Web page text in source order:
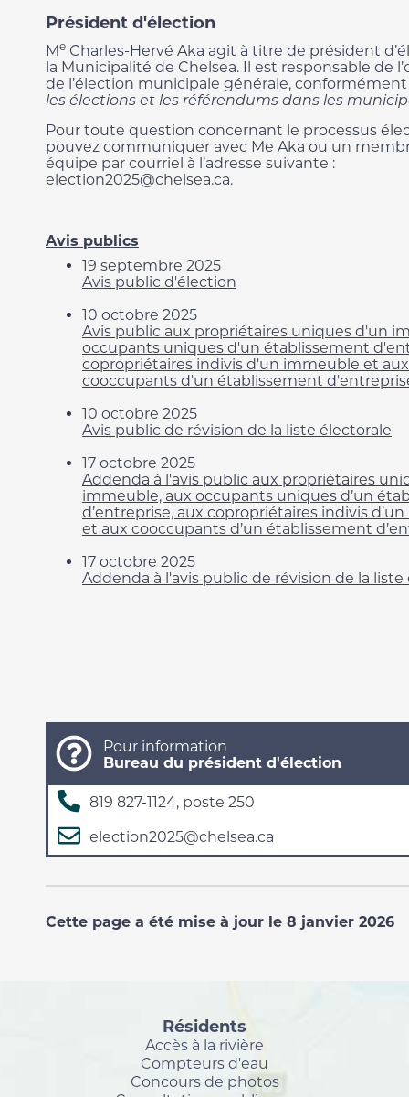
Président d'élection
Me Charles-Hervé Aka agit à titre de président
la Municipalité de Chelsea. Il est responsable de
de l’élection municipale générale,
les élections et les référendums dans les
Pour toute question concernant le processus
pouvez communiquer avec Me Aka ou un
équipe par courriel à l’adresse suivante :
election2025@chelsea.ca.
Avis publics
19 septembre 2025
Avis public d'élection
10 octobre 2025
Avis public aux propriétaires uniques d'un
occupants uniques d'un établissement
copropriétaires indivis d'un immeuble et aux
cooccupants d'un établissement
10 octobre 2025
Avis public de révision de la liste électorale
17 octobre 2025
Addenda à l'avis public aux propriétaires
immeuble, aux occupants uniques d’un
d’entreprise, aux copropriétaires indivis
et aux cooccupants d’un établissement
17 octobre 2025
Addenda à l'avis public de révision de la liste
Pour information
Bureau du président d'élection
819 827-1124, poste 250
election2025@chelsea.ca
Cette page a été mise à jour le 8 janvier 2026
Résidents
Accès à la rivière
Compteurs d'eau
Concours de photos